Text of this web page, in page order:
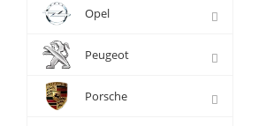
Opel
Peugeot
Porsche